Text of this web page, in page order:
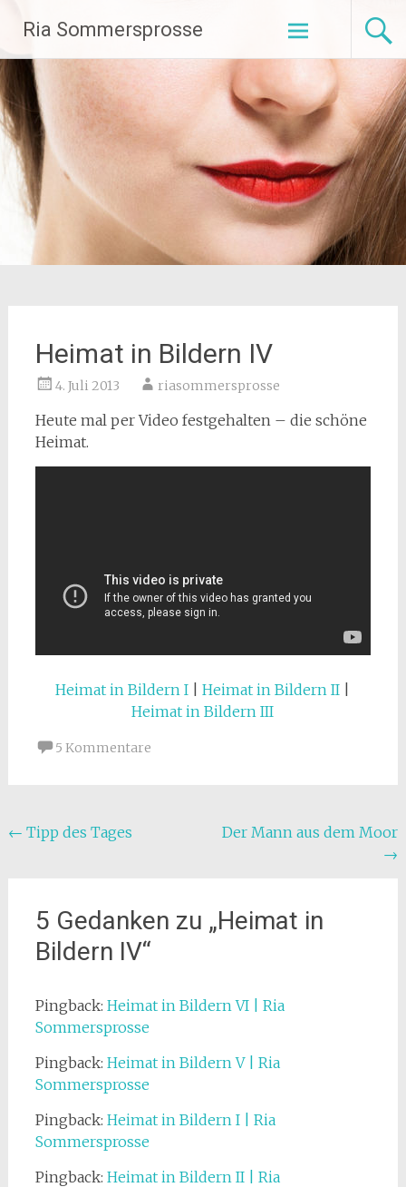
Inhalt
springen
Ria Sommersprosse
Heimat in Bildern IV
4. Juli 2013 riasommersprosse
Heute mal per Video festgehalten – die schöne
Heimat.
Heimat in Bildern I |Heimat in Bildern II
Heimat in Bildern III
5 Kommentare
Beitragsnavigation
← Tipp des Tages
Der Mann aus dem Moor
→
5 Gedanken zu „Heimat in
Bildern IV“
Pingback: Heimat in Bildern VI | Ria
Sommersprosse
Pingback: Heimat in Bildern V | Ria
Sommersprosse
Pingback: Heimat in Bildern I | Ria
Sommersprosse
Pingback: Heimat in Bildern II | Ria